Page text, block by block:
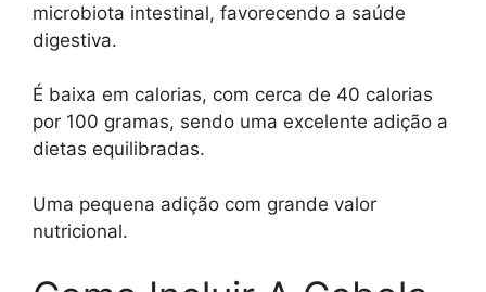
microbiota intestinal, favorecendo a saúde
digestiva.
É baixa em calorias, com cerca de 40 calorias
por 100 gramas, sendo uma excelente adição a
dietas equilibradas.
Uma pequena adição com grande valor
nutricional.